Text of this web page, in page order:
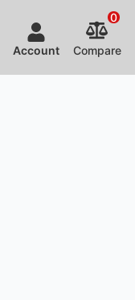
Account Compare
0